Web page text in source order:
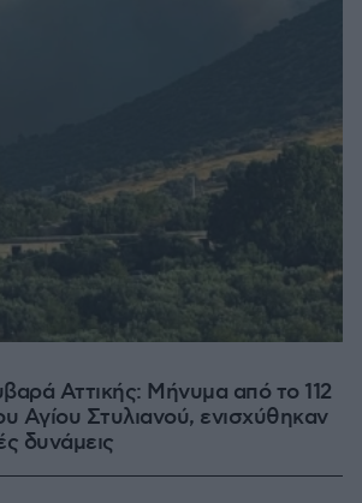
Αττικής: Μήνυμα από το 112
Αγίου Στυλιανού, ενισχύθηκαν
δυνάμεις